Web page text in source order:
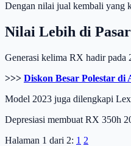
Dengan nilai jual kembali yang
Nilai Lebih di
Generasi kelima RX hadir pada
>>> Diskon Besar Polestar di
Model 2023 juga dilengkapi
Depresiasi membuat RX 350h
Halaman 1 dari 2: 1 2